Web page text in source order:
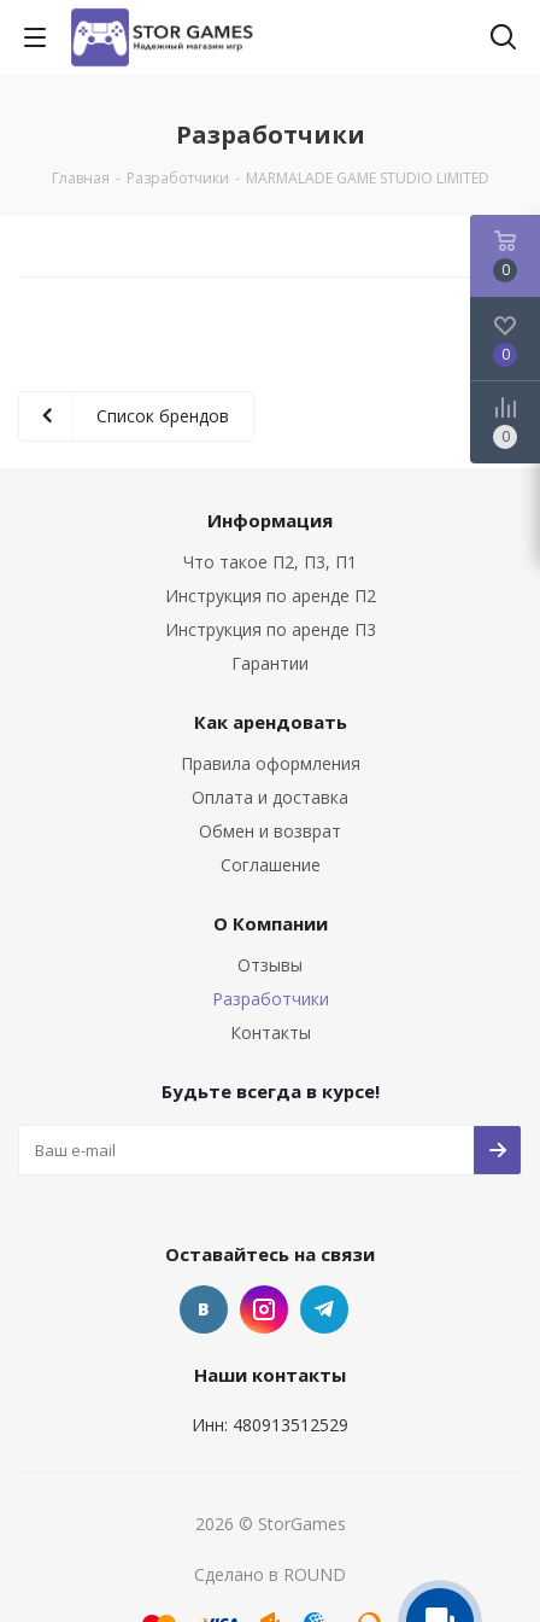
Разработчики
Главная - Разработчики - MARMALADE GAME STUDIO LIMITED
Список брендов
Информация
Что такое П2, П3, П1
Инструкция по аренде П2
Инструкция по аренде П3
Гарантии
Как арендовать
Правила оформления
Оплата и доставка
Обмен и возврат
Соглашение
О Компании
Отзывы
Разработчики
Контакты
Будьте всегда в курсе!
Оставайтесь на связи
Наши контакты
Инн: 480913512529
2026 © StorGames
Сделано в ROUND
0
0
0